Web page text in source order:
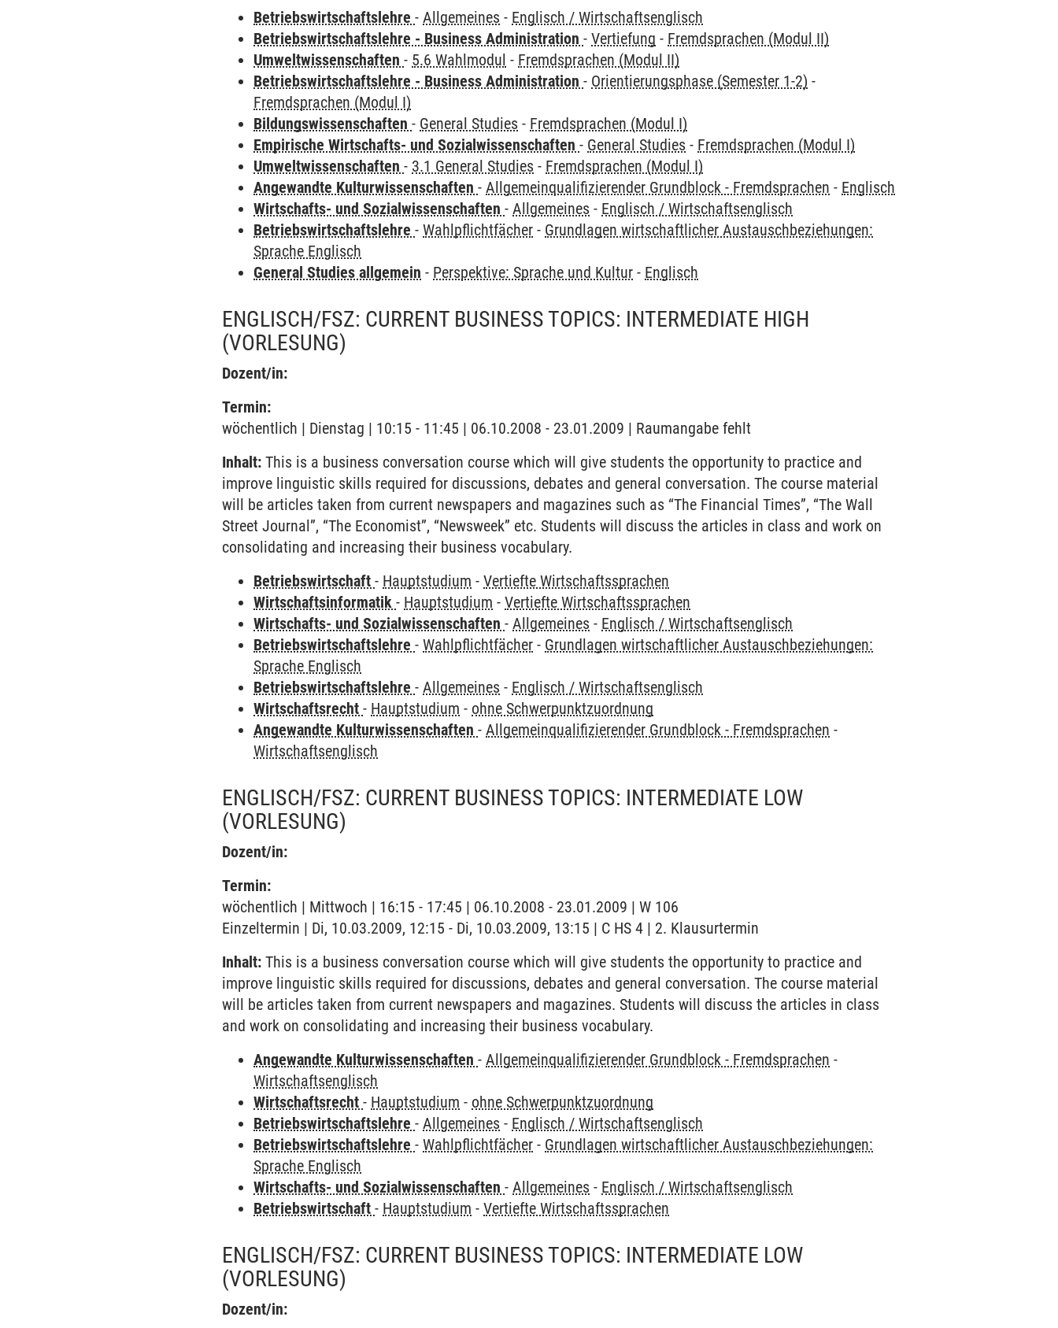
Betriebswirtschaftslehre-Allgemeines - Englisch / Wirtschaftsenglisch
Betriebswirtschaftslehre - Business Administration-Vertiefung - Fremdsprachen (Modul II)
Umweltwissenschaften- 5.6 Wahlmodul - Fremdsprachen (Modul II)
Betriebswirtschaftslehre - Business Administration- Orientierungsphase (Semester 1-2) -
Fremdsprachen (Modul I)
Bildungswissenschaften- General Studies - Fremdsprachen (Modul I)
Empirische Wirtschafts- und Sozialwissenschaften- General Studies - Fremdsprachen (Modul I)
Umweltwissenschaften- 3.1 General Studies - Fremdsprachen (Modul I)
Angewandte Kulturwissenschaften-Allgemeinqualifizierender Grundblock - Fremdsprachen - Englisch
Wirtschafts- und Sozialwissenschaften-Allgemeines - Englisch / Wirtschaftsenglisch
Betriebswirtschaftslehre-Wahlpflichtfächer - Grundlagen wirtschaftlicher Austauschbeziehungen:
Sprache Englisch
General Studies allgemein - Perspektive: Sprache und Kultur - Englisch
ENGLISCH/FSZ: CURRENT BUSINESS TOPICS: INTERMEDIATE HIGH
(VORLESUNG)
Dozent/in:
Termin:
wöchentlich | Dienstag | 10:15 - 11:45 | 06.10.2008 - 23.01.2009 | Raumangabe fehlt
Inhalt: This is a business conversation course which will give students the opportunity to practice and
improve linguistic skills required for discussions, debates and general conversation. The course material
will be articles taken from current newspapers and magazines such as “The Financial Times”, “The Wall
Street Journal”, “The Economist”, “Newsweek” etc. Students will discuss the articles in class and work on
consolidating and increasing their business vocabulary.
Betriebswirtschaft- Hauptstudium -Vertiefte Wirtschaftssprachen
Wirtschaftsinformatik- Hauptstudium -Vertiefte Wirtschaftssprachen
Wirtschafts- und Sozialwissenschaften-Allgemeines - Englisch / Wirtschaftsenglisch
Betriebswirtschaftslehre-Wahlpflichtfächer - Grundlagen wirtschaftlicher Austauschbeziehungen:
Sprache Englisch
Betriebswirtschaftslehre-Allgemeines - Englisch / Wirtschaftsenglisch
Wirtschaftsrecht- Hauptstudium - ohne Schwerpunktzuordnung
Angewandte Kulturwissenschaften-Allgemeinqualifizierender Grundblock - Fremdsprachen -
Wirtschaftsenglisch
ENGLISCH/FSZ: CURRENT BUSINESS TOPICS: INTERMEDIATE LOW
(VORLESUNG)
Dozent/in:
Termin:
wöchentlich | Mittwoch | 16:15 - 17:45 | 06.10.2008 - 23.01.2009 | W 106
Einzeltermin | Di, 10.03.2009, 12:15 - Di, 10.03.2009, 13:15 | C HS 4 | 2. Klausurtermin
Inhalt: This is a business conversation course which will give students the opportunity to practice and
improve linguistic skills required for discussions, debates and general conversation. The course material
will be articles taken from current newspapers and magazines. Students will discuss the articles in class
and work on consolidating and increasing their business vocabulary.
Angewandte Kulturwissenschaften-Allgemeinqualifizierender Grundblock - Fremdsprachen -
Wirtschaftsenglisch
Wirtschaftsrecht- Hauptstudium - ohne Schwerpunktzuordnung
Betriebswirtschaftslehre-Allgemeines - Englisch / Wirtschaftsenglisch
Betriebswirtschaftslehre-Wahlpflichtfächer - Grundlagen wirtschaftlicher Austauschbeziehungen:
Sprache Englisch
Wirtschafts- und Sozialwissenschaften-Allgemeines - Englisch / Wirtschaftsenglisch
Betriebswirtschaft- Hauptstudium -Vertiefte Wirtschaftssprachen
ENGLISCH/FSZ: CURRENT BUSINESS TOPICS: INTERMEDIATE LOW
(VORLESUNG)
Dozent/in: